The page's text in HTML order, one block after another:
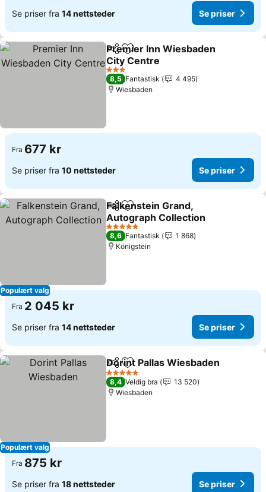
Se priser fra 14 nettsteder Se priser
Del Legg til i favoritter
Premier Inn Wiesbaden
City Centre
3 Stjerner
8,5 Fantastisk
4 495
Wiesbaden
Fra 677 kr
Se priser fra 10 nettsteder Se priser
Populært valg
Del Legg til i favoritter
Falkenstein Grand,
Autograph Collection
5 Stjerner
8,6 Fantastisk
1 868
Königstein
Fra 2 045 kr
Se priser fra 14 nettsteder Se priser
Populært valg
Del Legg til i favoritter
Dorint Pallas Wiesbaden
5 Stjerner
8,4 Veldig bra
13 520
Wiesbaden
Fra 875 kr
Se priser fra 18 nettsteder Se priser